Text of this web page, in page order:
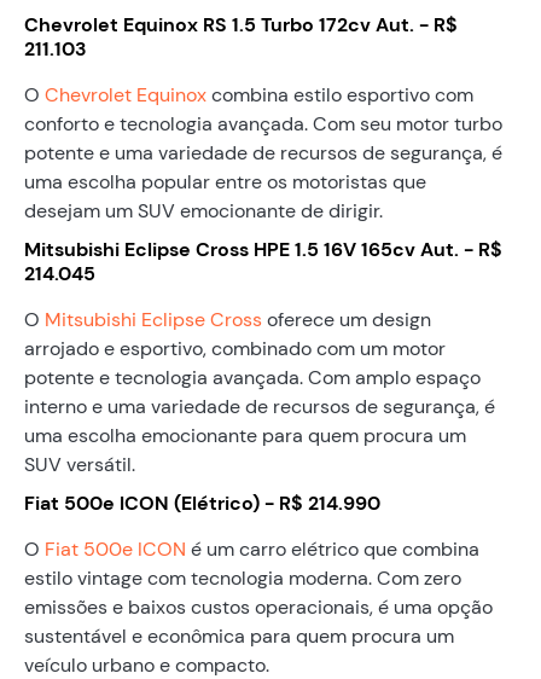
Chevrolet Equinox RS 1.5 Turbo 172cv Aut. - R$
211.103
O Chevrolet Equinoxcombina estilo esportivo com
conforto e tecnologia avançada. Com seu motor turbo
potente e uma variedade de recursos de segurança, é
uma escolha popular entre os motoristas que
desejam um SUV emocionante de dirigir.
Mitsubishi Eclipse Cross HPE 1.5 16V 165cv Aut. - R$
214.045
O Mitsubishi Eclipse Crossoferece um design
arrojado e esportivo, combinado com um motor
potente e tecnologia avançada. Com amplo espaço
interno e uma variedade de recursos de segurança, é
uma escolha emocionante para quem procura um
SUV versátil.
Fiat 500e ICON (Elétrico) - R$ 214.990
O Fiat 500e ICON é um carro elétrico que combina
estilo vintage com tecnologia moderna. Com zero
emissões e baixos custos operacionais, é uma opção
sustentável e econômica para quem procura um
veículo urbano e compacto.